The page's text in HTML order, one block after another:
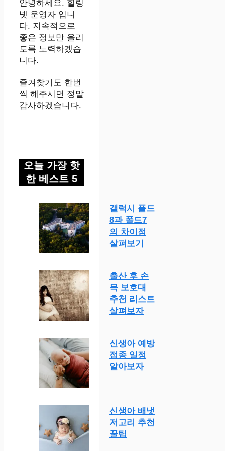
안녕하세요. 힐링
넷 운영자 입니
다. 지속적으로
좋은 정보만 올리
도록 노력하겠습
니다.
즐겨찾기도 한번
씩 해주시면 정말
감사하겠습니다.
오늘 가장 핫
한 베스트 5
갤럭시 폴드
8과 폴드7
의 차이점
살펴보기
출산 후 손
목 보호대
추천 리스트
살펴보자
신생아 예방
접종 일정
알아보자
신생아 배냇
저고리 추천
꿀팁